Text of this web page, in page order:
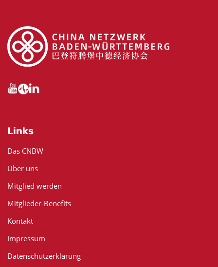
Links
Das CNBW
Über uns
Mitglied werden
Mitglieder-Benefits
Kontakt
Impressum
Datenschutzerklärung